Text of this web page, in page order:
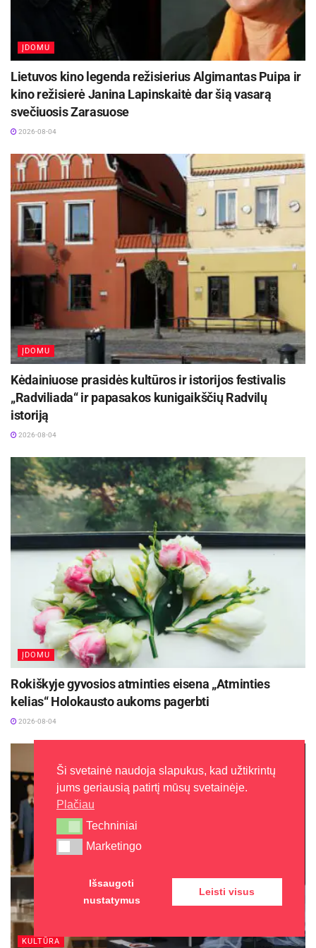
ĮDOMU
Lietuvos kino legenda režisierius Algimantas Puipa ir
kino režisierė Janina Lapinskaitė dar šią vasarą
svečiuosis Zarasuose
2026-08-04
ĮDOMU
Kėdainiuose prasidės kultūros ir istorijos festivalis
„Radviliada“ ir papasakos kunigaikščių Radvilų
istoriją
2026-08-04
ĮDOMU
Rokiškyje gyvosios atminties eisena „Atminties
kelias“ Holokausto aukoms pagerbti
2026-08-04
KULTŪRA
Ši svetainė naudoja slapukus, kad užtikrintų
jums geriausią patirtį mūsų svetainėje.
Plačiau
Techniniai
Techniniai
Marketingo
Marketingo
Išsaugoti
nustatymus
Leisti visus